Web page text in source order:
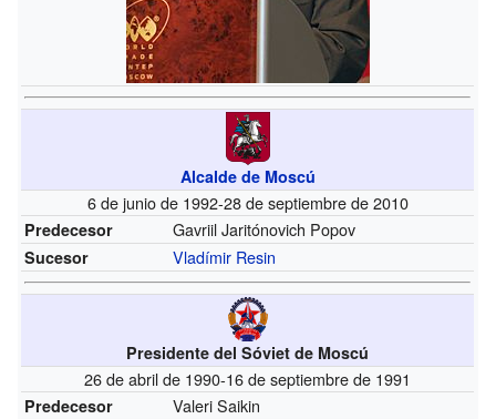
Alcalde de Moscú
6 de junio de 1992-28 de septiembre de 2010
Predecesor Gavriil Jaritónovich Popov
Sucesor Vladímir Resin
Presidente del Sóviet de Moscú
26 de abril de 1990-16 de septiembre de 1991
Predecesor Valeri Saikin